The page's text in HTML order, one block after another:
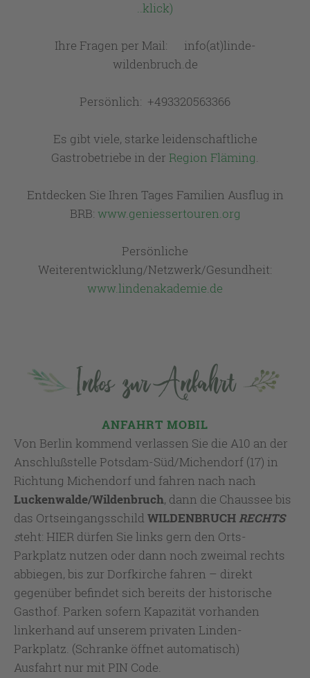
..klick)
Ihre Fragen per Mail: info(at)linde-
wildenbruch.de
Persönlich: +493320563366
Es gibt viele, starke leidenschaftliche
Gastrobetriebe in der Region Fläming
Entdecken Sie Ihren Tages Familien Ausflug in
BRB: www.geniessertouren.org
Persönliche
Weiterentwicklung/Netzwerk/Gesundheit:
www.lindenakademie.de
Infos zur Anfahrt
ANFAHRT MOBIL
Von Berlin kommend verlassen Sie die A10 an der
Anschlußstelle Potsdam-Süd/Michendorf (17) in
Richtung Michendorf und fahren nach nach
Luckenwalde/Wildenbruch, dann die Chaussee bis
das Ortseingangsschild WILDENBRUCHRECHTS
steht: HIER dürfen Sie links gern den Orts-
Parkplatz nutzen oder dann noch zweimal rechts
abbiegen, bis zur Dorfkirche fahren – direkt
gegenüber befindet sich bereits der historische
Gasthof. Parken sofern Kapazität vorhanden
linkerhand auf unserem privaten Linden-
Parkplatz. (Schranke öffnet automatisch)
Ausfahrt nur mit PIN Code.